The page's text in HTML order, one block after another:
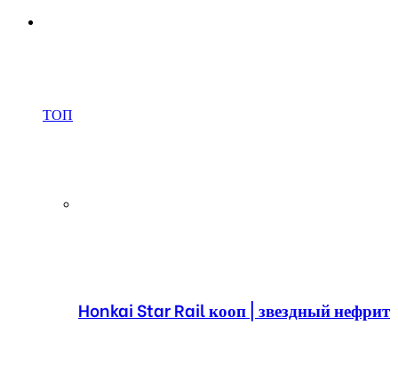
ТОП
Honkai Star Rail кооп | звездный нефрит